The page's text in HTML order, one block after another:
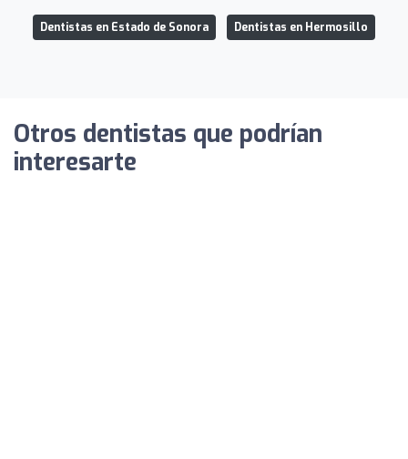
Dentistas en Estado de Sonora Dentistas en Hermosillo
Otros dentistas que podrían
interesarte